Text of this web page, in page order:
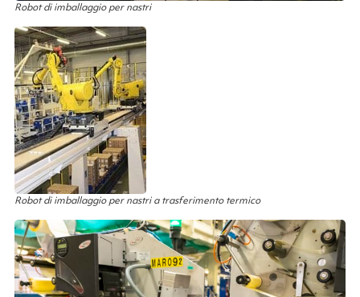
Robot di imballaggio per nastri
Robot di imballaggio per nastri a trasferimento termico